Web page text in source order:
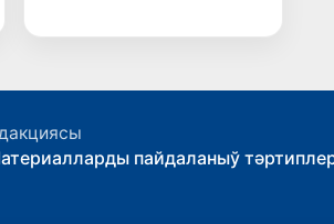
пайдаланыў